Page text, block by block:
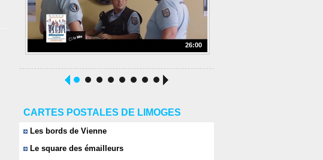
26:00
CARTES POSTALES DE LIMOGES
Les bords de Vienne
Le square des émailleurs